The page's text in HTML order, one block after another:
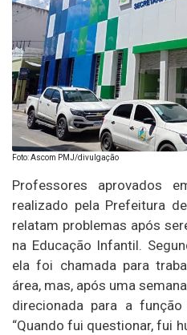
Foto: Ascom PMJ/divulgação
Professores aprovados
realizado pela Prefeitura
relatam problemas após
na Educação Infantil.
ela foi chamada para
área, mas, após uma
direcionada para a
“Quando fui questionar, fui